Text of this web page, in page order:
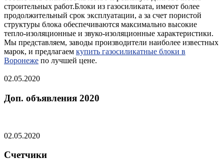
строительных работ.Блоки из газосиликата, имеют более
продолжительный срок эксплуатации, а за счет пористой
структуры блока обеспечиваются максимально высокие
тепло-изоляционные и звуко-изоляционные характеристики.
Мы представляем, заводы производители наиболее известных
марок, и предлагаем купить газосиликатные блоки в
Воронеже по лучшей цене.
02.05.2020
Доп. объявления 2020
02.05.2020
Счетчики